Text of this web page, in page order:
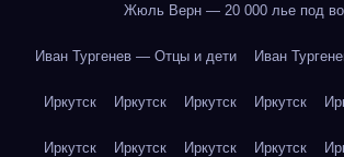
Жюль Верн — 20 000 лье под
Иван Тургенев — Отцы и дети Иван
Иркутск Иркутск Иркутск Иркутск
Иркутск Иркутск Иркутск Иркутск